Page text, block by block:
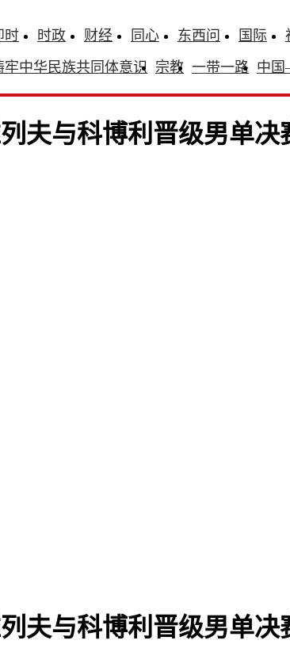
时 时政 财经 同心 东西问 国际
牢中华民族共同体意识 宗教 一带一路 中
夫与科博利晋级男单决
夫与科博利晋级男单决